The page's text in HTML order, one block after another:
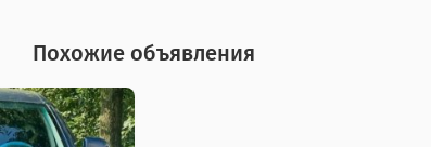
Похожие объявления